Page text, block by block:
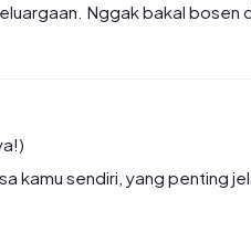
Nggak bakal bosen
kamu sendiri, yang penting